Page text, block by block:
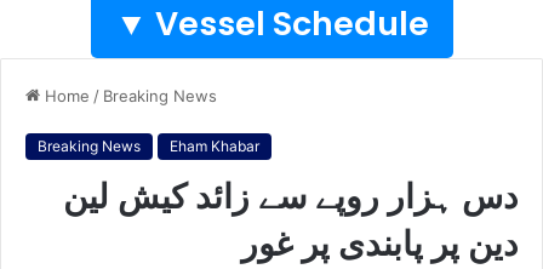
Vessel Schedule ▼
Home / Breaking News
Breaking News Eham Khabar
دس ہزار روپے سے زائد کیش لین
دین پر پابندی پر غور